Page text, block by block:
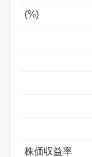
(%)
株価収益率